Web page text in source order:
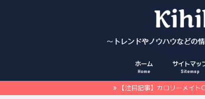
ホーム
Home
サイトマッ
Sitemap
【注目記事】カロリーメイ